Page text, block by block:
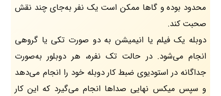
محدود بوده و گاها ممکن است یک نفر به‌جای چند نقش‌
صحبت کند.
دوبله یک فیلم یا انیمیشن به دو صورت تکی یا گروهی
انجام می‌شود. در حالت تک نفره، هر دوبلور به‌صورت
جداگانه در استودیوی ضبط کار دوبله خود را انجام می‌دهد
و سپس میکس نهایی صداها انجام می‌گیرد که این کار